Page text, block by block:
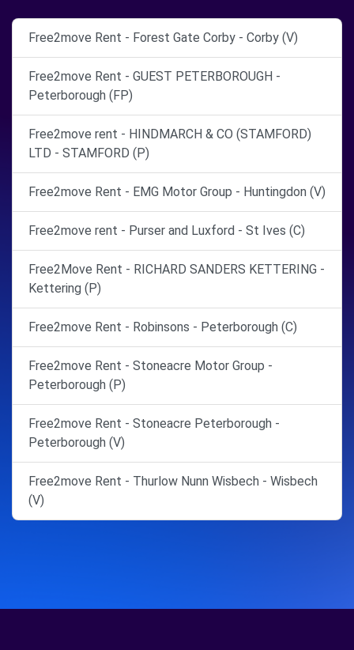
Free2move Rent - Forest Gate Corby - Corby (V)
Free2move Rent - GUEST PETERBOROUGH -
Peterborough (FP)
Free2move rent - HINDMARCH & CO (STAMFORD)
LTD - STAMFORD (P)
Free2move Rent - EMG Motor Group - Huntingdon (V)
Free2move rent - Purser and Luxford - St Ives (C)
Free2Move Rent - RICHARD SANDERS KETTERING -
Kettering (P)
Free2move Rent - Robinsons - Peterborough (C)
Free2move Rent - Stoneacre Motor Group -
Peterborough (P)
Free2move Rent - Stoneacre Peterborough -
Peterborough (V)
Free2move Rent - Thurlow Nunn Wisbech - Wisbech
(V)